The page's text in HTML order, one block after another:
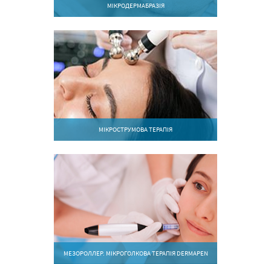
МІКРОДЕРМАБРАЗІЯ
МІКРОСТРУМОВА ТЕРАПІЯ
МЕЗОРОЛЛЕР. МІКРОГОЛКОВА ТЕРАПІЯ DERMAPEN